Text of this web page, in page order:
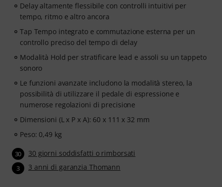
Delay altamente flessibile con controlli intuitivi per
tempo, ritmo e altro ancora
Tap Tempo integrato e commutazione esterna per un
controllo preciso del tempo di delay
Modalità Hold per stratificare lead e assoli su un tappeto
sonoro
Le funzioni avanzate includono la modalità stereo, la
possibilità di utilizzare il pedale di espressione e
numerose regolazioni di precisione
Dimensioni (L x P x A): 60 x 111 x 32 mm
Peso: 0,49 kg
30 30 giorni soddisfatti o rimborsati
3 3 anni di garanzia Thomann